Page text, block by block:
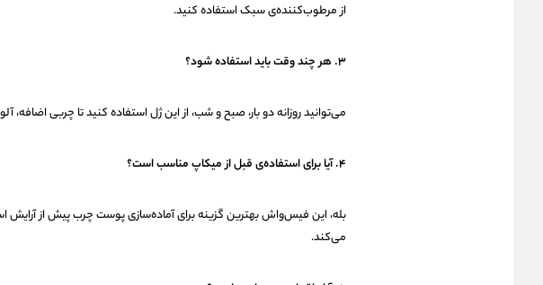
از مرطوب‌کننده‌ی سبک استفاده کنید.
۳. هر چند وقت باید استفاده شود؟
می‌توانید روزانه دو بار، صبح و شب، از این ژل استفاده کنید تا چربی
۴. آیا برای استفاده‌ی قبل از میکاپ مناسب است؟
بله، این فیس‌واش بهترین گزینه برای آماده‌سازی پوست چرب پیش از آرایش
می‌کند.